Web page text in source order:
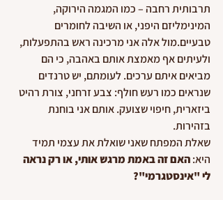
תרבותית רחבה – כמו המגמה הירוקה,
המינימליזם היפני, או השיבה לחומרים
טבעיים.מול אלה אני מרכינה ראש בהתפעלות,
ולעיתים אף מאמצת אותם באהבה, כי הם
מביאים איתם ערכים. לעומתם, יש טרנדים
שנראים כמו רעש חולף: צבע זרחני, צורת רהיט
ביזארית, חיפוי שצועק. אותם אני בוחנת
בזהירות.
שאלת המפתח שאני שואלת את עצמי תמיד
היא: האם זה באמת מרגש אותי, או רק נראה
לי "אינסטגרמי"?